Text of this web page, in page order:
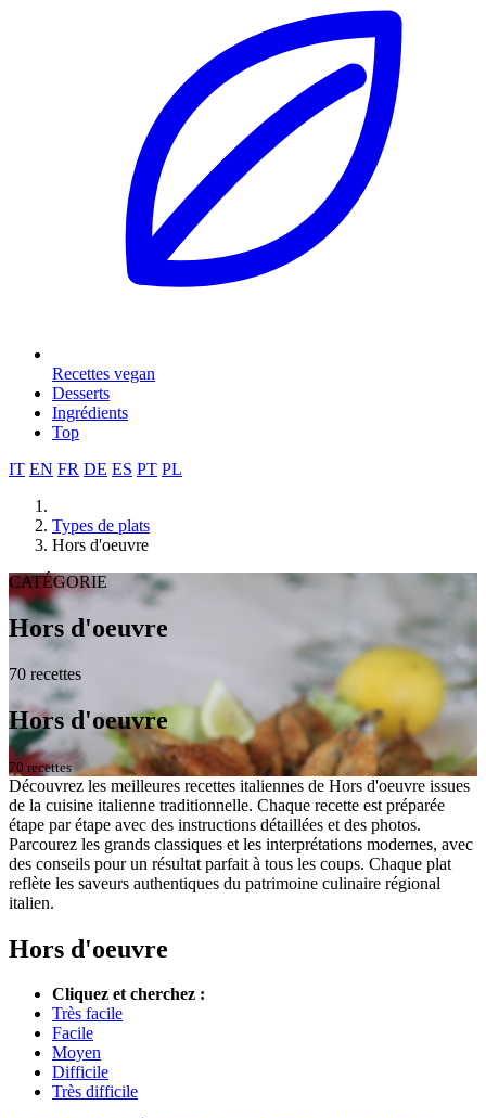
Recettes vegan
Desserts
Ingrédients
Top
IT EN FR DE ES PT PL
Types de plats
Hors d'oeuvre
CATÉGORIE
Hors d'oeuvre
70 recettes
Hors d'oeuvre
70 recettes
Découvrez les meilleures recettes italiennes de Hors d'oeuvre issues
de la cuisine italienne traditionnelle. Chaque recette est préparée
étape par étape avec des instructions détaillées et des photos.
Parcourez les grands classiques et les interprétations modernes, avec
des conseils pour un résultat parfait à tous les coups. Chaque plat
reflète les saveurs authentiques du patrimoine culinaire régional
italien.
Hors d'oeuvre
Cliquez et cherchez :
Très facile
Facile
Moyen
Difficile
Très difficile